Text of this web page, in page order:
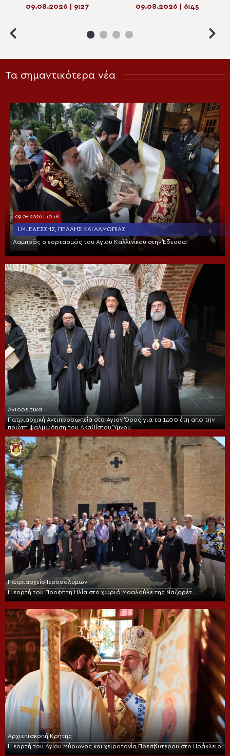
09.08.2026 | 9:27
η Ελληνική Βυζαντινή
09.08.2026 | 6:45
Τα σημαντικότερα νέα
09.08.2026 | 10:18
Ι.Μ. ΕΔΈΣΣΗΣ, ΠΈΛΛΗΣ ΚΑΙ ΑΛΜΩΠΊΑΣ
Λαμπρός ο εορτασμός του Αγίου Καλλινίκου στην Έδεσσα
Αγιορείτικα
Πατριαρχική Αντιπροσωπεία στο Άγιον Όρος για τα 1400 έτη από την
πρώτη ψαλμώδηση του Ακαθίστου Ύμνου
Πατριαρχείο Ιεροσολύμων
Η εορτή του Προφήτη Ηλία στο χωριό Μααλούλε της Ναζαρέτ
Αρχιεπισκοπή Κρήτης
Η εορτή του Αγίου Μύρωνος και χειροτονία Πρεσβυτέρου στο Ηράκλειο